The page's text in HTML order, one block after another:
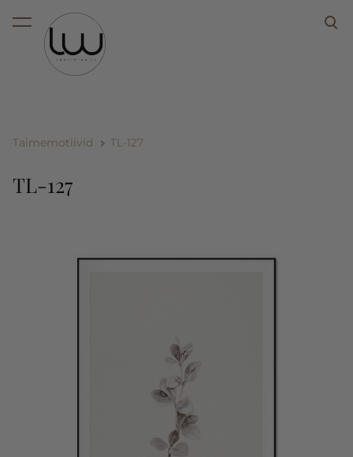
lisati ostukorvi.
Taimemotiivid TL-127
TL-127